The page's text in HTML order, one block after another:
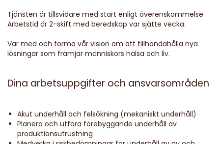
Tjänsten är tillsvidare med start enligt överenskommelse.
Arbetstid är 2-skift med beredskap var sjätte vecka.
Var med och forma vår vision om att tillhandahålla nya
lösningar som främjar människors hälsa och liv.
Dina arbetsuppgifter och ansvarsområden
Akut underhåll och felsökning (mekaniskt underhåll)
Planera och utföra förebyggande underhåll av
produktionsutrustning